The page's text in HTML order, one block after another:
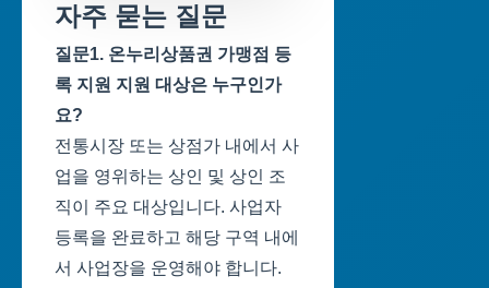
자주 묻는 질문
질문1. 온누리상품권 가맹점 등
록 지원 지원 대상은 누구인가
요?
전통시장 또는 상점가 내에서 사
업을 영위하는 상인 및 상인 조
직이 주요 대상입니다. 사업자
등록을 완료하고 해당 구역 내에
서 사업장을 운영해야 합니다.